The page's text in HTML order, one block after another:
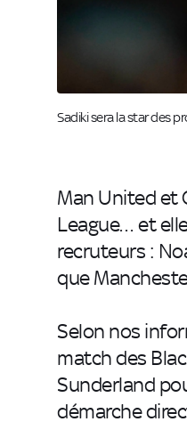
Sadiki sera la star des
Man United et
League… et
recruteurs :
que
Selon nos
match des
Sunderland
démarche